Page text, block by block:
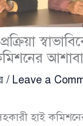
/ Leave a
হাই